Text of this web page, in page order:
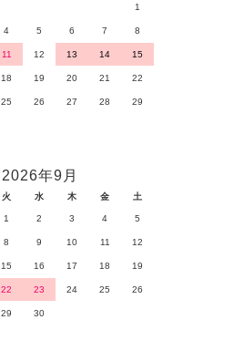
1
4 5 6 7 8
11 12 13 14 15
18 19 20 21 22
25 26 27 28 29
2026年9月
火 水 木 金 土
1 2 3 4 5
8 9 10 11 12
15 16 17 18 19
22 23 24 25 26
29 30